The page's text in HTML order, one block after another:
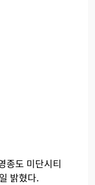
종도 미단시티
밝혔다.